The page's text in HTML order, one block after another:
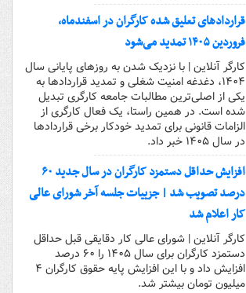
قراردادهای تعلیق شده کارگران در اسفندماه،
فروردین ۱۴۰۵ تمدید می‌شود
کارگر آنلاین | با نزدیک شدن به روزهای پایانی سال
۱۴۰۴، دغدغه امنیت شغلی و تمدید قراردادها به
یکی از اصلی‌ترین مطالبات جامعه کارگری تبدیل
شده است. در همین راستا، یک فعال کارگری از
الزامات قانونی برای تمدید خودکار برخی قراردادها
در سال ۱۴۰۵ خبر داد.
افزایش حداقل دستمزد کارگران در سال جدید ۶۰
درصد تصویب شد | جزییات جلسه آخر شورای عالی
کار اعلام شد
کارگر آنلاین | شورای عالی کار دقایقی قبل حداقل
دستمزد کارگران برای سال ۱۴۰۵ را ۶۰ درصد
افزایش داد و با این افزایش پایه حقوق کارگران ۴
میلیون تومان بیشتر شد.